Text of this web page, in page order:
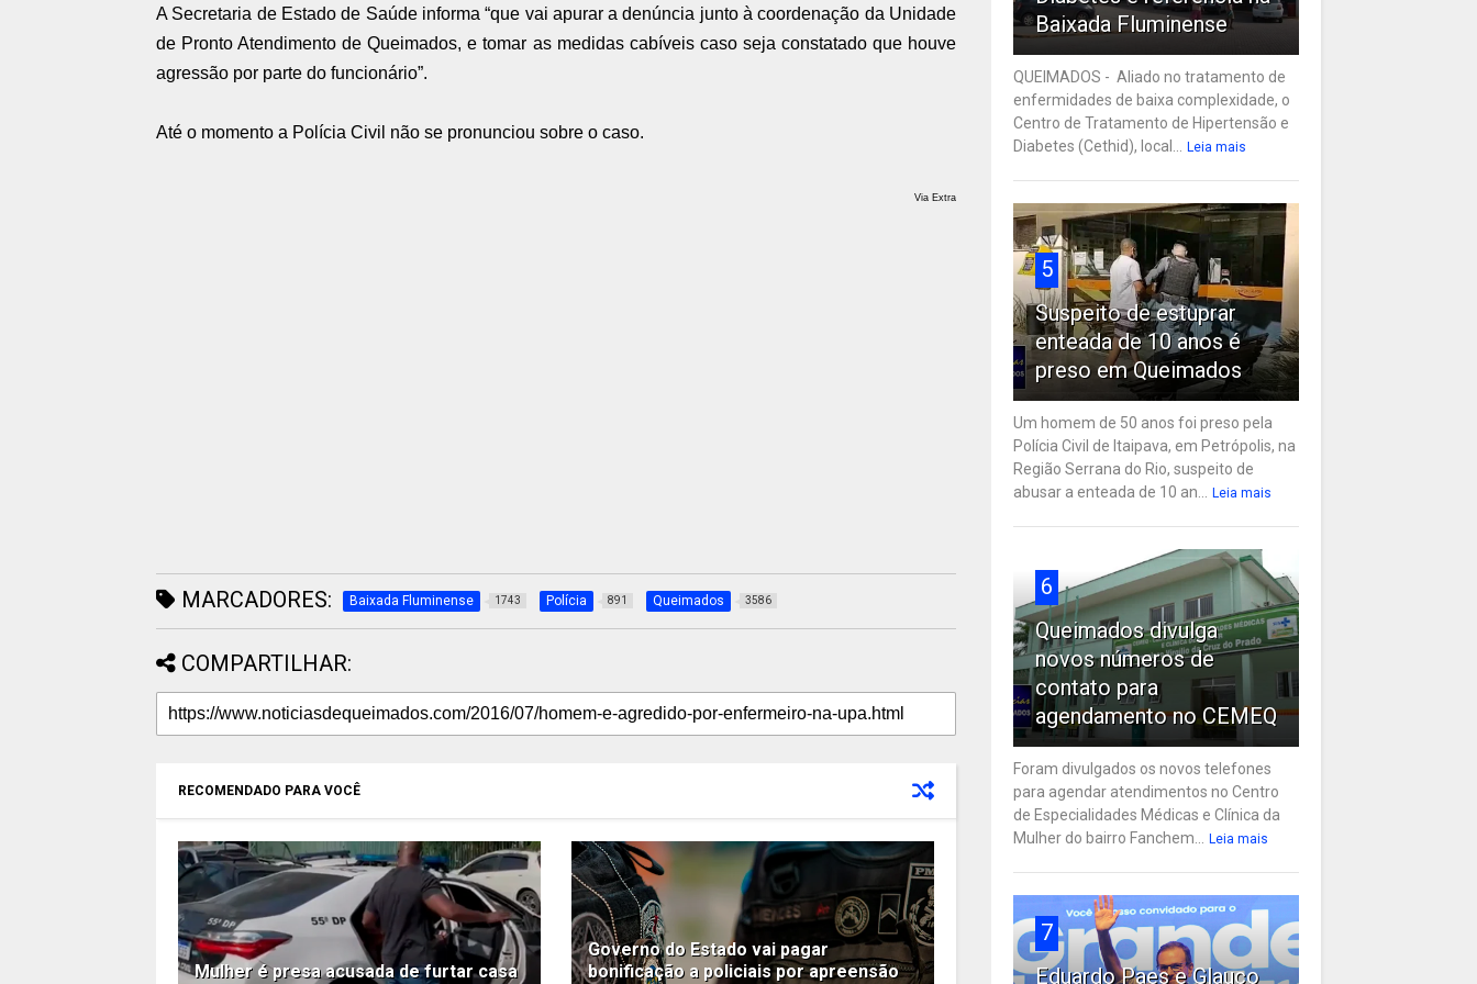
A Secretaria de Estado de Saúde informa “que vai apurar a denúncia junto à coordenação da Unidade
de Pronto Atendimento de Queimados, e tomar as medidas cabíveis caso seja constatado que houve
agressão por parte do funcionário”.
Até o momento a Polícia Civil não se pronunciou sobre o caso.
Via Extra
MARCADORES: Baixada Fluminense 1743 Polícia 891 Queimados 3586
COMPARTILHAR:
RECOMENDADO PARA VOCÊ
Mulher é presa acusada de furtar casa
Governo do Estado vai pagar
bonificação a policiais por apreensão
Baixada Fluminense
QUEIMADOS - Aliado no tratamento de
enfermidades de baixa complexidade, o
Centro de Tratamento de Hipertensão e
Diabetes (Cethid), local...
Leia mais
5
Suspeito de estuprar
enteada de 10 anos é
preso em Queimados
Um homem de 50 anos foi preso pela
Polícia Civil de Itaipava, em Petrópolis, na
Região Serrana do Rio, suspeito de
abusar a enteada de 10 an...
Leia mais
6
Queimados divulga
novos números de
contato para
agendamento no CEMEQ
Foram divulgados os novos telefones
para agendar atendimentos no Centro
de Especialidades Médicas e Clínica da
Mulher do bairro Fanchem...
Leia mais
7
Eduardo Paes e Glauco